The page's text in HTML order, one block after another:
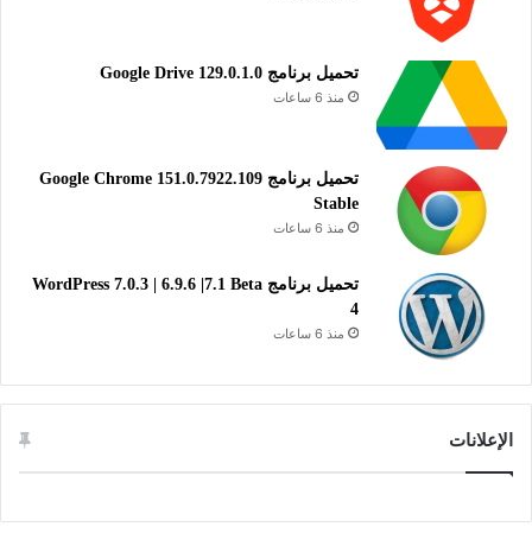
تحميل برنامج Google Drive 129.0.1.0
منذ 6 ساعات
تحميل برنامج Google Chrome 151.0.7922.109
Stable
منذ 6 ساعات
تحميل برنامج WordPress 7.0.3 | 6.9.6 |7.1 Beta
4
منذ 6 ساعات
الإعلانات